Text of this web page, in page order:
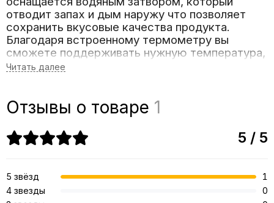
отводит запах и дым наружу что позволяет
сохранить вкусовые качества продукта.
Благодаря встроенному термометру вы
сможете поддерживать нужную температура,
в процессе копчения.
краской матового черного цвета защитит вашу
коптильную от повреждений и продлит срок
службы сохраняя свой отличный внешний вид.
Конструкция крышки "домиком"
предотвращает попаданию конденсата на
Отзывы о товаре 1
5 / 5
5 звёзд
1
4 звезды
0